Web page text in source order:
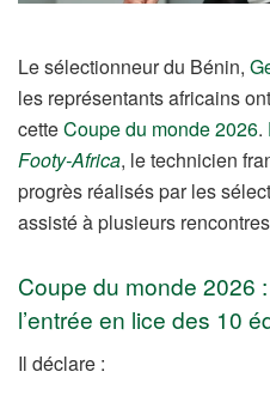
Le sélectionneur du Bénin,
les représentants africains
cetteCoupe du monde 2026.
Footy-Africa, le technicien
progrès réalisés par les
assisté à plusieurs
Coupe du monde 2026
l’entrée en lice des 10
Il déclare :